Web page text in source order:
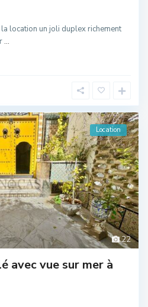
location un joli duplex richement
...
22
Location
avec vue sur mer à